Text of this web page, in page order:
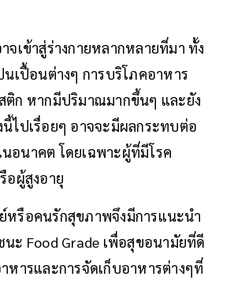
จเข้าสู่ร่างกายหลากหลายที่มา ทั้ง
นเปื้อนต่างๆ การบริโภคอาหาร
ติก หากมีปริมาณมากขึ้นๆ และยัง
ไปเรื่อยๆ อาจจะมีผลกระทบต่อ
อนาคต โดยเฉพาะผู้ที่มีโรค
อผู้สูงอายุ
หรือคนรักสุขภาพจึงมีการแนะนำ
ะ Food Grade เพื่อสุขอนามัยที่ดี
หารและการจัดเก็บอาหารต่างๆที่